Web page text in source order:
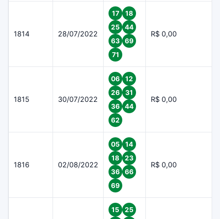
1814 28/07/2022
17
18
25
44
63
69
71
R$ 0,00
1815 30/07/2022
06
12
26
31
36
44
62
R$ 0,00
1816 02/08/2022
05
14
18
23
36
66
69
R$ 0,00
15
25